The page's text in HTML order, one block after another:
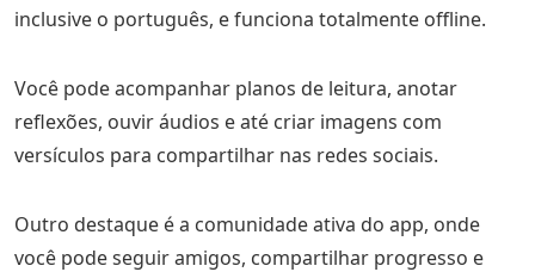
inclusive o português, e funciona totalmente offline.
Você pode acompanhar planos de leitura, anotar
reflexões, ouvir áudios e até criar imagens com
versículos para compartilhar nas redes sociais.
Outro destaque é a comunidade ativa do app, onde
você pode seguir amigos, compartilhar progresso e